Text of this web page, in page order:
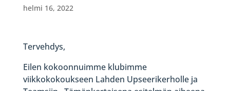
helmi 16, 2022
Tervehdys,
Eilen kokoonnuimme klubimme
viikkokokoukseen Lahden Upseerikerholle ja